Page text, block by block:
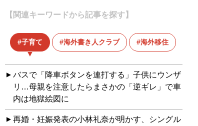
【関連キーワードから記事を探す】
子育て 海外書き人クラブ 海外移住
バスで「降車ボタンを連打する」子供にウンザ
リ…母親を注意したらまさかの「逆ギレ」で車
内は地獄絵図に
再婚・妊娠発表の小林礼奈が明かす、シングル